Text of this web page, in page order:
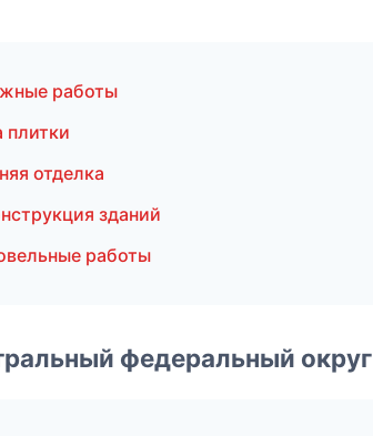
работы
отделка
зданий
работы
федеральный округ